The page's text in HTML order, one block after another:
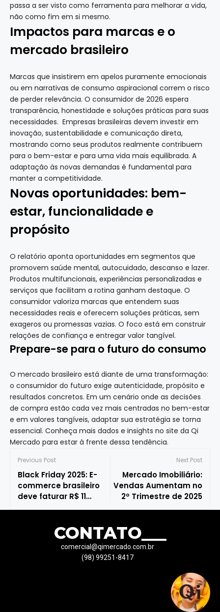
passa a ser visto como ferramenta para melhorar a vida,
não como fim em si mesmo.
Impactos para marcas e o
mercado brasileiro
Marcas que insistirem em apelos puramente emocionais
ou em narrativas de consumo aspiracional correm o risco
de perder relevância. O consumidor de 2026 espera
transparência, honestidade e soluções práticas para suas
necessidades. Empresas brasileiras devem investir em
inovação, sustentabilidade e comunicação direta,
mostrando como seus produtos realmente contribuem
para o bem-estar e para uma vida mais equilibrada. A
adaptação às novas demandas é fundamental para
manter a competitividade.
Novas oportunidades: bem-
estar, funcionalidade e
propósito
O relatório aponta oportunidades em segmentos que
promovem saúde mental, autocuidado, descanso e lazer.
Produtos multifuncionais, experiências personalizadas e
serviços que facilitam a rotina ganham destaque. O
consumidor valoriza marcas que entendem suas
necessidades reais e oferecem soluções práticas, sem
exageros ou promessas vazias. O foco está em construir
relações de confiança e entregar valor tangível.
Prepare-se para o futuro do consumo
O mercado brasileiro está diante de uma transformação:
o consumidor do futuro exige autenticidade, propósito e
resultados concretos. Em um cenário onde as decisões
de compra estão cada vez mais centradas no bem-estar
e em valores tangíveis, adaptar sua estratégia se torna
essencial. Conheça mais dados e insights no site da Qi
Mercado para estar à frente dessa tendência.
Previous Post
Black Friday 2025: E-
commerce brasileiro
deve faturar R$ 11
bilhões, aponta
Next Post
Mercado Imobiliário:
Vendas Aumentam no
2º Trimestre de 2025
CONTATO___
comercial@qimercado.com.br
(98) 99251-8417